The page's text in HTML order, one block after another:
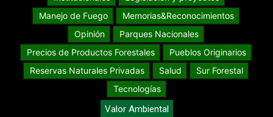
Manejo de Fuego
Memorias&Reconocimientos
Opinión
Parques Nacionales
Precios de Productos Forestales
Pueblos Originarios
Reservas Naturales Privadas
Salud
Sur Forestal
Tecnologías
Valor Ambiental